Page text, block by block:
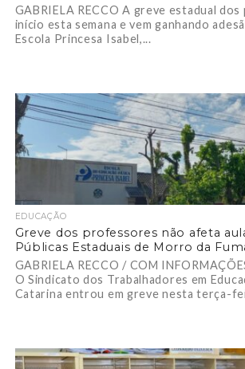
GABRIELA RECCO A greve estadual
início esta semana e vem ganhando
Escola Princesa Isabel,...
EDUCAÇÃO
Greve dos professores não afeta
Públicas Estaduais de Morro da
GABRIELA RECCO / COM
O Sindicato dos Trabalhadores em
Catarina entrou em greve nesta terça-